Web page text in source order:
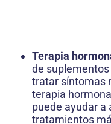
Terapia
de
tratar síntomas
terapia
puede ayudar a
tratamientos